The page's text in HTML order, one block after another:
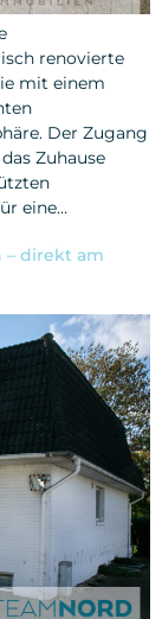
renovierte
mit einem
Der Zugang
Zuhause
eine…
direkt am